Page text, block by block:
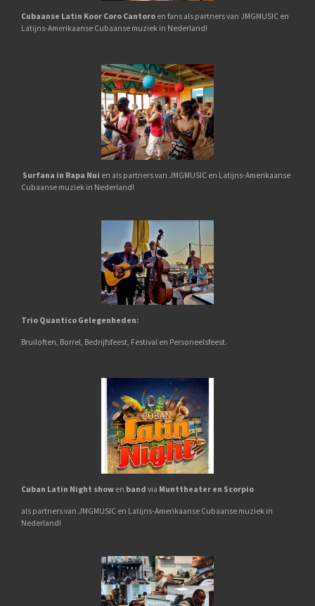
Cubaanse Latin Koor Coro Cantoro en fans als partners van JMGMUSIC en
Latijns-Amerikaanse Cubaanse muziek in Nederland!
Surfana in Rapa Nui en als partners van JMGMUSIC en Latijns-Amerikaanse
Cubaanse muziek in Nederland!
Trio Quantico Gelegenheden:
Bruiloften, Borrel, Bedrijfsfeest, Festival en Personeelsfeest.
Cuban Latin Night show en band via Munttheater en Scorpio
als partners van JMGMUSIC en Latijns-Amerikaanse Cubaanse muziek in
Nederland!